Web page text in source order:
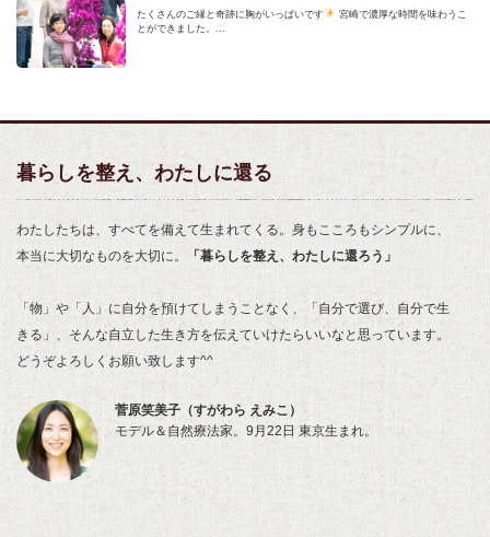
たくさんのご縁と奇跡に胸がいっぱいです
宮崎で濃厚な時間を味わうこ
とができました。...
暮らしを整え、わたしに還る
わたしたちは、すべてを備えて生まれてくる。身もこころもシンプルに、
本当に大切なものを大切に。
「暮らしを整え、わたしに還ろう」
「物」や「人」に自分を預けてしまうことなく、「自分で選び、自分で生
きる」、そんな自立した生き方を伝えていけたらいいなと思っています。
どうぞよろしくお願い致します^^
菅原笑美子（すがわら えみこ）
モデル＆自然療法家。9月22日 東京生まれ。